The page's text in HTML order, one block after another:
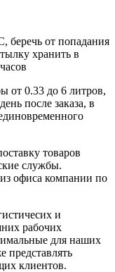
беречь от попадания
хранить в
от 0.33 до 6 литров,
после заказа, в
товаров
службы.
офиса компании по
и
рабочих
для наших
представлять
клиентов.